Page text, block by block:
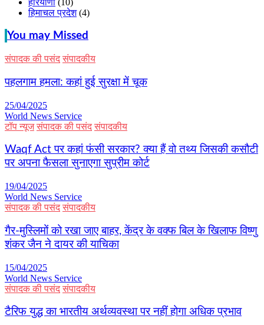
हिमाचल प्रदेश(4)
You may Missed
संपादक की पसंद संपादकीय
पहलगाम हमला: कहां हुई सुरक्षा में चूक
25/04/2025
World News Service
टॉप न्यूज संपादक की पसंद संपादकीय
Waqf Act पर कहां फंसी सरकार? क्या हैं वो तथ्य जिसकी कसौटी
पर अपना फैसला सुनाएगा सुप्रीम कोर्ट
19/04/2025
World News Service
संपादक की पसंद संपादकीय
गैर-मुस्लिमों को रखा जाए बाहर, केंद्र के वक्फ बिल के खिलाफ विष्णु
शंकर जैन ने दायर की याचिका
15/04/2025
World News Service
संपादक की पसंद संपादकीय
टैरिफ युद्ध का भारतीय अर्थव्यवस्था पर नहीं होगा अधिक प्रभाव